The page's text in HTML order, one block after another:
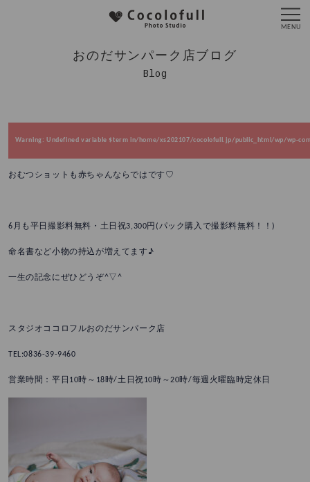
おのだサンパーク店ブログ
Blog
Warning : Undefined variable $term in/home/xs202107/cocolofull.jp/public_html/wp/wp-
おむつショットも赤ちゃんならではです♡
6月も平日撮影料無料・土日祝3,300円(パック購入で撮影料無料！！)
命名書など小物の持込が増えてます♪
一生の記念にぜひどうぞ^▽^
スタジオココロフルおのだサンパーク店
TEL:0836-39-9460
営業時間：平日10時～18時/土日祝10時～20時/毎週火曜臨時定休日